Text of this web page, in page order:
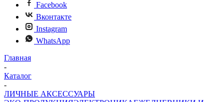
Facebook
Вконтакте
Instagram
WhatsApp
Главная
-
Каталог
-
ЛИЧНЫЕ АКСЕССУАРЫ